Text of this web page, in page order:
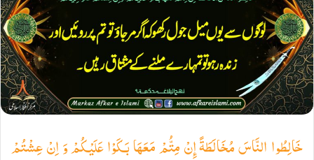
خَالِطُوا النَّاسَ مُخَالَطَةً إِنْ مِتُّمْ مَعَهَا بَكَوْا عَلَيْكُمْ وَ اِنْ عِشْتُمْ